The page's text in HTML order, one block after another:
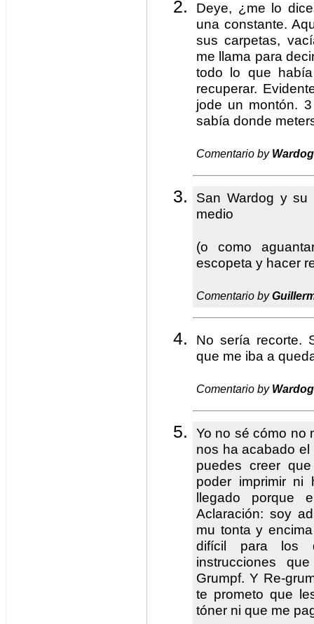
Deye, ¿me lo
una constante.
sus carpetas,
me llama para
todo lo que
recuperar.
jode un montón.
sabía donde
Comentario by Wardog
San Wardog y su
medio
(o como
escopeta y hacer
Comentario by
No sería recorte.
que me iba a
Comentario by Wardog
Yo no sé cómo no
nos ha acabado
puedes creer
poder imprimir ni
llegado porque
Aclaración: soy
mu tonta y
difícil para los
instrucciones
Grumpf. Y Re-
te prometo que
tóner ni que me